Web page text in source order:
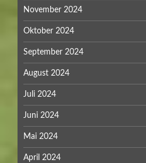
November 2024
Oktober 2024
September 2024
August 2024
Juli 2024
Juni 2024
Mai 2024
April 2024